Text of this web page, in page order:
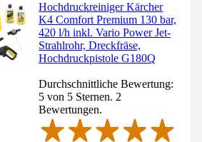
Hochdruckreiniger Kärcher
K4 Comfort Premium 130 bar,
420 l/h inkl. Vario Power Jet-
Strahlrohr, Dreckfräse,
Hochdruckpistole G180Q
Durchschnittliche Bewertung:
5 von 5 Sternen. 2
Bewertungen.